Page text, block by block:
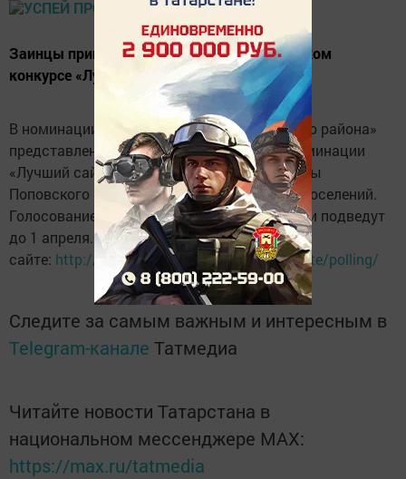
Заинцы принимают участие на всероссийском
конкурсе «Лучший муниципальный сайт».
В номинации «Лучший сайт муниципального района»
представлен сайт Заинского района и в номинации
«Лучший сайт сельского поселения» – сайты
Поповского и Сармаш-Башского сельских поселений.
Голосование продлится до 15 марта, а итоги подведут
до 1 апреля. Проголосовать необходимо на
сайте: http://мсуинформ.рф/projects/best-site/polling/
Следите за самым важным и интересным в
Telegram-канале Татмедиа
Читайте новости Татарстана в
национальном мессенджере MАХ:
https://max.ru/tatmedia